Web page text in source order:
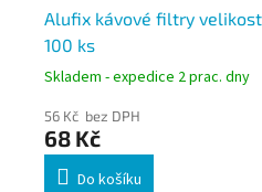
Alufix kávové filtry
100 ks
Skladem - expedice 2 prac. dny
56 Kč bez DPH
68 Kč
Do košíku